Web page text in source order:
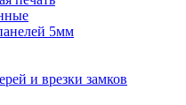
5мм
и врезки замков